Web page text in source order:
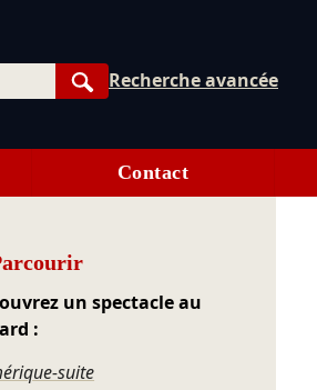
Rechercher
Recherche avancée
Contact
un spectacle au
:
suite